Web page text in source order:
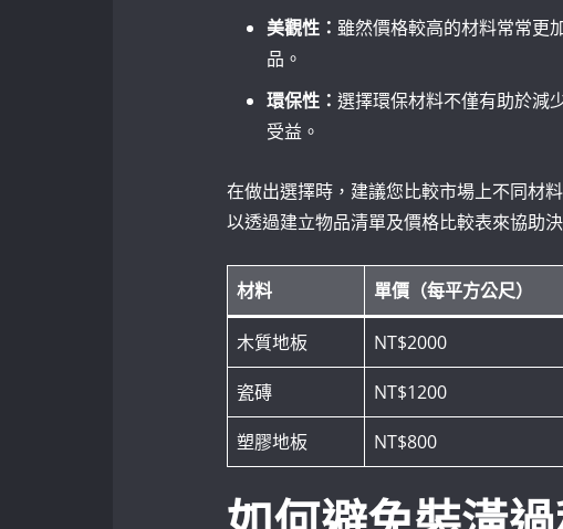
美觀性： 雖然價格較高的材料常常更
品。
環保性： 選擇環保材料不僅有助於減
受益。
在做出選擇時，建議您比較市場上不同材
以透過建立物品清單及價格比較表來協助
材料 單價（每平方公尺）
木質地板 NT$2000
瓷磚 NT$1200
塑膠地板 NT$800